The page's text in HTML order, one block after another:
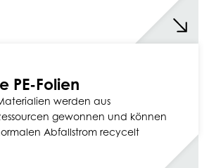
PE-Folien
werden aus
gewonnen und können
Abfallstrom recycelt